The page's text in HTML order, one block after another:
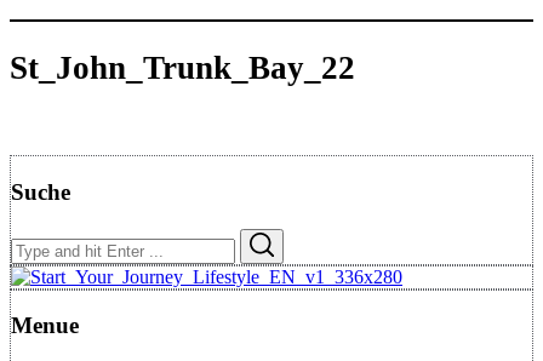
St_John_Trunk_Bay_22
Suche
Search
for:
Menue